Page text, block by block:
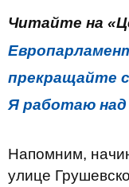
Читайте на
прекращайте
Я работаю
Напомним,
улице